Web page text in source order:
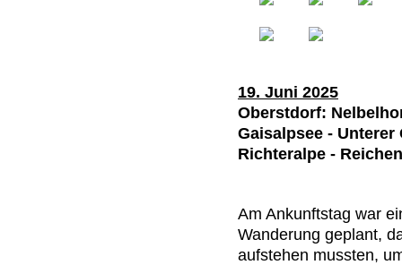
19. Juni 2025
Oberstdorf:
Gaisalpsee - Unterer
Richteralpe -
Am Ankunftstag war
Wanderung geplant,
aufstehen mussten,